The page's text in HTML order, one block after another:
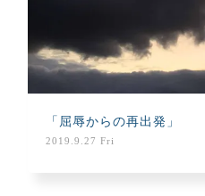
「屈辱からの再出発」
2019.9.27 Fri